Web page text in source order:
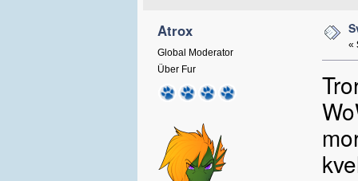
Atrox
Global Moderator
Über Fur
«